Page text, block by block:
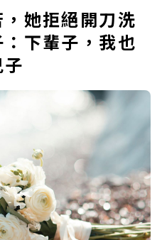
她拒絕開刀洗
下輩子，我也